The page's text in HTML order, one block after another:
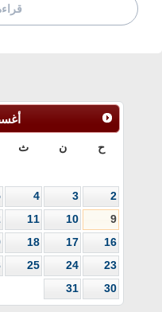
ح ن ث
2
3
4
9
10
11
16
17
18
23
24
25
30
31